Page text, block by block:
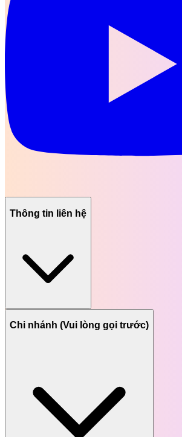
Thông tin liên hệ
Chi nhánh (Vui lòng gọi trước)